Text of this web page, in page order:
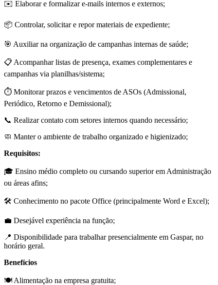
✉️ Elaborar e formalizar e-mails internos e externos;
📦 Controlar, solicitar e repor materiais de expediente;
🎯 Auxiliar na organização de campanhas internas de saúde;
📋 Acompanhar listas de presença, exames complementares e
campanhas via planilhas/sistema;
⏱️ Monitorar prazos e vencimentos de ASOs (Admissional,
Periódico, Retorno e Demissional);
📞 Realizar contato com setores internos quando necessário;
🧼 Manter o ambiente de trabalho organizado e higienizado;
Requisitos:
🎓 Ensino médio completo ou cursando superior em Administração
ou áreas afins;
🛠 Conhecimento no pacote Office (principalmente Word e Excel);
💼 Desejável experiência na função;
📍 Disponibilidade para trabalhar presencialmente em Gaspar, no
horário geral.
Benefícios
🍽️ Alimentação na empresa gratuita;